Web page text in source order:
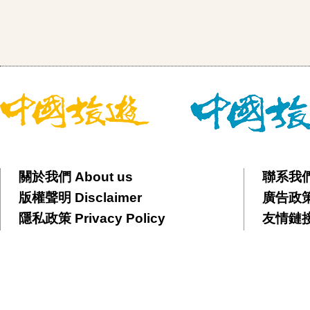
關於我們 About us
版權聲明 Disclaimer
隱私政策 Privacy Policy
聯系我
廣告政
友情鏈